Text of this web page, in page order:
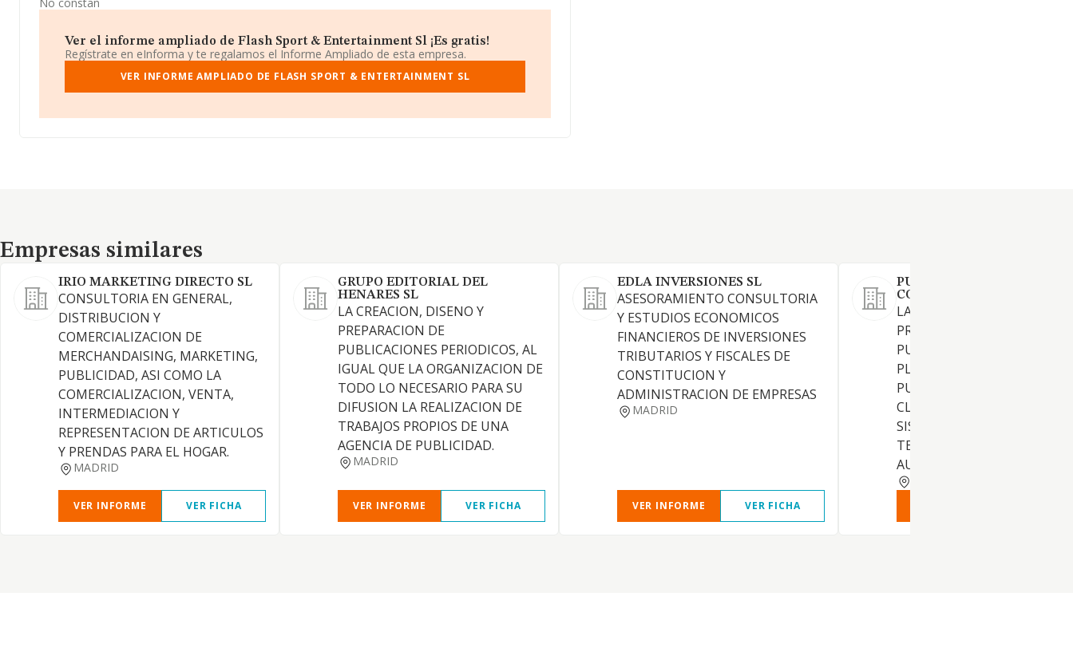
Ver el informe ampliado de Flash Sport & Entertainment Sl ¡Es gratis!
Regístrate en eInforma y te regalamos el Informe Ampliado de esta empresa.
VER INFORME AMPLIADO DE FLASH SPORT & ENTERTAINMENT SL
Empresas similares
Empresas similares
IRIO MARKETING DIRECTO SL
CONSULTORIA EN GENERAL,
DISTRIBUCION Y
COMERCIALIZACION DE
MERCHANDAISING, MARKETING,
PUBLICIDAD, ASI COMO LA
COMERCIALIZACION, VENTA,
INTERMEDIACION Y
REPRESENTACION DE ARTICULOS
Y PRENDAS PARA EL HOGAR.
MADRID
VER INFORME VER FICHA
GRUPO EDITORIAL DEL
HENARES SL
LA CREACION, DISENO Y
PREPARACION DE
PUBLICACIONES PERIODICOS, AL
IGUAL QUE LA ORGANIZACION DE
TODO LO NECESARIO PARA SU
DIFUSION LA REALIZACION DE
TRABAJOS PROPIOS DE UNA
AGENCIA DE PUBLICIDAD.
MADRID
VER INFORME VER FICHA
EDLA INVERSIONES SL
ASESORAMIENTO CONSULTORIA
Y ESTUDIOS ECONOMICOS
FINANCIEROS DE INVERSIONES
TRIBUTARIOS Y FISCALES DE
CONSTITUCION Y
ADMINISTRACION DE EMPRESAS
MADRID
VER INFORME VER FICHA
PUBLIESPACIO MEDIA
CONSULTING SL
LA COMPRAVENTA,
PROMOCION DE SERVICIOS
PUBLICIDAD, CREATIVIDAD Y
PLANIFICACION DE
PUBLICITARIAS EN TODAS
CLASES DE MEDIOS, LINEAS
SISTEMAS DE
TELECOMUNICACION Y
AUDIOVISUALES